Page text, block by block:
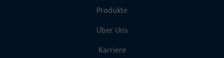
Produkte
Über Uns
Karriere